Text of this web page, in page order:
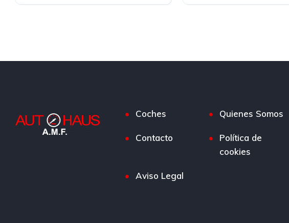
Coches Quienes Somos
Contacto
Política de
cookies
Aviso Legal